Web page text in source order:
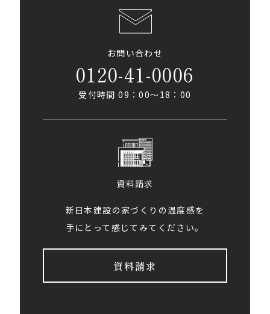
お問い合わせ
0120-41-0006
受付時間 09：00〜18：00
資料請求
新日本建設の家づくりの温度感を
手にとって感じてみてください。
資料請求